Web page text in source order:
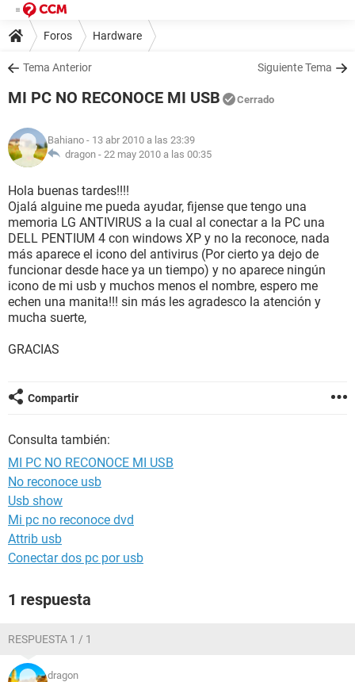
Foros Hardware
Tema Anterior Siguiente Tema
MI PC NO RECONOCE MI USB Cerrado
Bahiano - 13 abr 2010 a las 23:39
dragon - 22 may 2010 a las 00:35
Hola buenas tardes!!!!
Ojalá alguine me pueda ayudar, fijense que tengo una
memoria LG ANTIVIRUS a la cual al conectar a la PC una
DELL PENTIUM 4 con windows XP y no la reconoce, nada
más aparece el icono del antivirus (Por cierto ya dejo de
funcionar desde hace ya un tiempo) y no aparece ningún
icono de mi usb y muchos menos el nombre, espero me
echen una manita!!! sin más les agradesco la atención y
mucha suerte,
GRACIAS
Compartir
Consulta también:
MI PC NO RECONOCE MI USB
No reconoce usb
Usb show
Mi pc no reconoce dvd
Attrib usb
Conectar dos pc por usb
1 respuesta
RESPUESTA 1 / 1
dragon